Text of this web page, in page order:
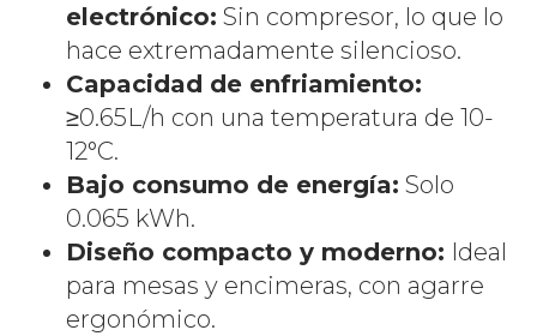
electrónico: Sin compresor, lo que lo
hace extremadamente silencioso.
Capacidad de enfriamiento:
≥0.65L/h con una temperatura de 10-
12°C.
Bajo consumo de energía: Solo
0.065 kWh.
Diseño compacto y moderno: Ideal
para mesas y encimeras, con agarre
ergonómico.